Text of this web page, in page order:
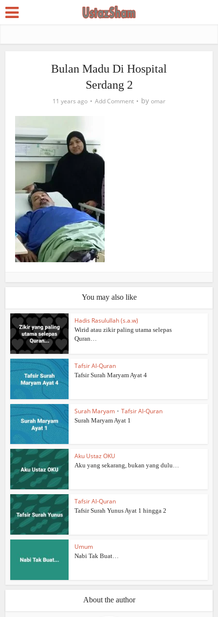
Bulan Madu Di Hospital
Serdang 2
11 years ago Add Comment by omar
You may also like
Hadis Rasulullah (s.a.w)
Wirid atau zikir paling utama selepas
Quran…
Tafsir Al-Quran
Tafsir Surah Maryam Ayat 4
Surah Maryam • Tafsir Al-Quran
Surah Maryam Ayat 1
Aku Ustaz OKU
Aku yang sekarang, bukan yang dulu…
Tafsir Al-Quran
Tafsir Surah Yunus Ayat 1 hingga 2
Umum
Nabi Tak Buat…
About the author